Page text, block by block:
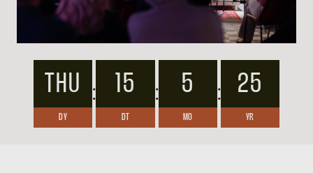
THU
DY
: 15
DT
: 5
MO
: 25
YR